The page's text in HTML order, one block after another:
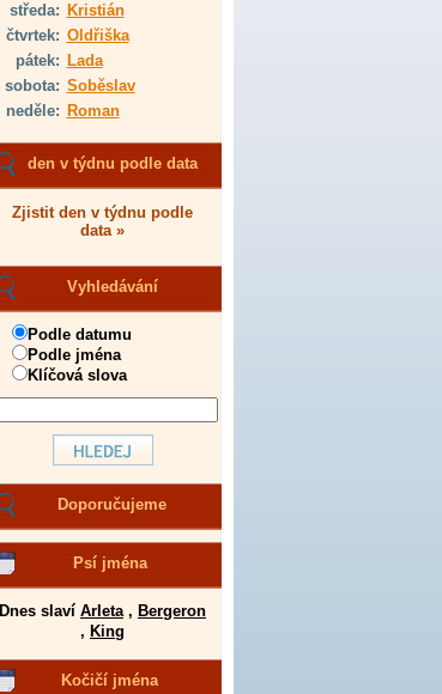
středa: Kristián
čtvrtek: Oldřiška
pátek: Lada
sobota: Soběslav
neděle: Roman
den v týdnu podle data
Zjistit den v týdnu podle
data »
Vyhledávání
Podle datumu
Podle jména
Klíčová slova
Doporučujeme
Psí jména
Dnes slaví Arleta, Bergeron
, King
Kočičí jména